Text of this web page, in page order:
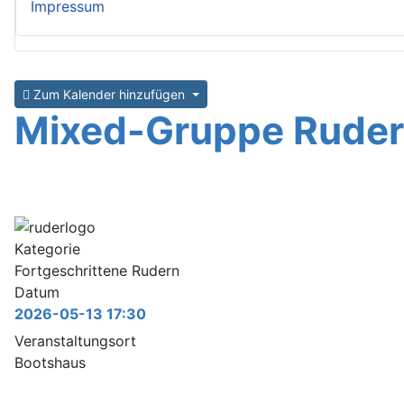
Impressum
Zum Kalender hinzufügen
Mixed-Gruppe
Kategorie
Fortgeschrittene Rudern
Datum
2026-05-13 17:30
Veranstaltungsort
Bootshaus